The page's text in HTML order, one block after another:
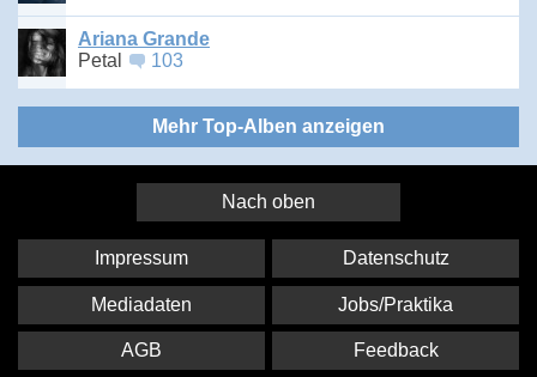
Ariana Grande
Petal
103
Mehr Top-Alben anzeigen
Nach oben
Impressum Datenschutz
Mediadaten Jobs/Praktika
AGB Feedback